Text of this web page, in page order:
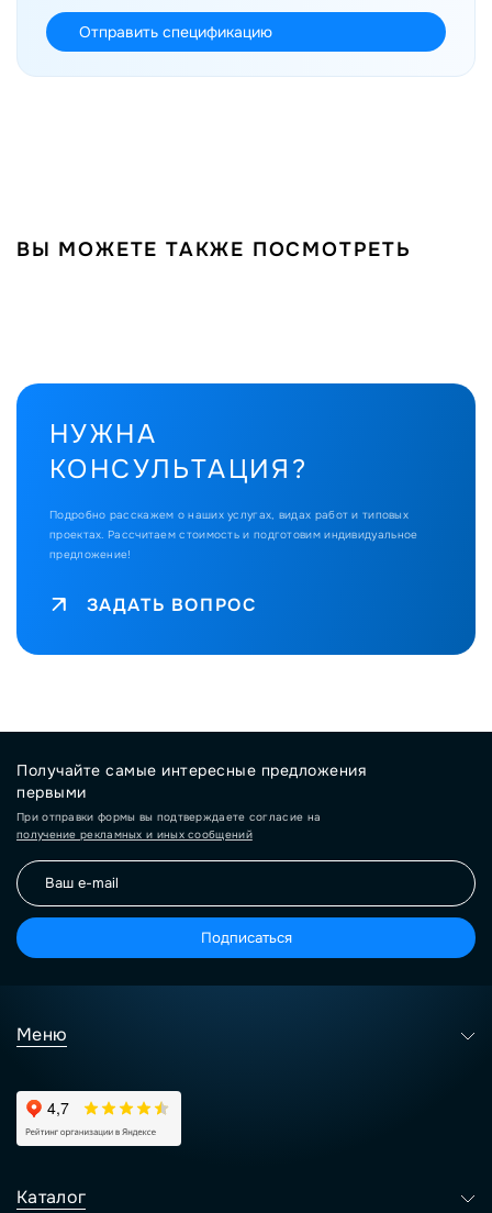
Отправить спецификацию
ВЫ МОЖЕТЕ ТАКЖЕ ПОСМОТРЕТЬ
НУЖНА
КОНСУЛЬТАЦИЯ?
Подробно расскажем о наших услугах, видах работ и типовых
проектах. Рассчитаем стоимость и подготовим индивидуальное
предложение!
ЗАДАТЬ ВОПРОС
Получайте самые интересные предложения
первыми
При отправки формы вы подтверждаете согласие на
получение рекламных и иных сообщений
Подписаться
Меню
Каталог